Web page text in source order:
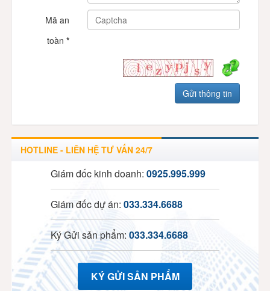
Mã an
toàn *
HOTLINE - LIÊN HỆ TƯ VẤN 24/7
Giám đốc kinh doanh: 0925.995.999
Giám đốc dự án: 033.334.6688
Ký Gửi sản phẩm: 033.334.6688
KÝ GỬI SẢN PHẨM